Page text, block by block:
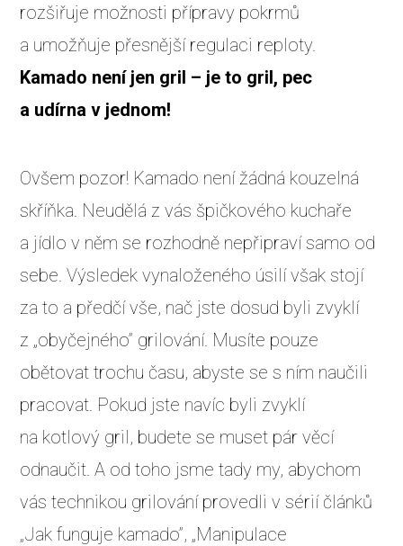
rozšiřuje možnosti přípravy pokrmů
a umožňuje přesnější regulaci reploty.
Kamado není jen gril – je to gril, pec
a udírna v jednom!
Ovšem pozor! Kamado není žádná kouzelná
skříňka. Neudělá z vás špičkového kuchaře
a jídlo v něm se rozhodně nepřipraví samo od
sebe. Výsledek vynaloženého úsilí však stojí
za to a předčí vše, nač jste dosud byli zvyklí
z „obyčejného” grilování. Musíte pouze
obětovat trochu času, abyste se s ním naučili
pracovat. Pokud jste navíc byli zvyklí
na kotlový gril, budete se muset pár věcí
odnaučit. A od toho jsme tady my, abychom
vás technikou grilování provedli v sérií článků
„Jak funguje kamado”, „Manipulace